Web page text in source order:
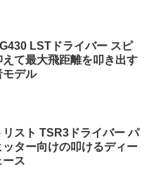
LSTドライバー スピ
えて最大飛距離を叩き出す
モデル
リスト TSR3ドライバー パ
ッター向けの叩けるディー
ース